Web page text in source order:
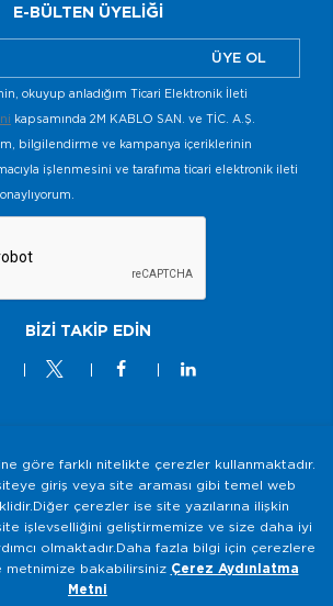
E-BÜLTEN ÜYELİĞİ
ÜYE OL
okuyup anladığım Ticari Elektronik İleti
kapsamında 2M KABLO SAN. ve TİC. A.Ş.
bilgilendirme ve kampanya içeriklerinin
işlenmesini ve tarafıma ticari elektronik ileti
BİZİ TAKİP EDİN
2025 - Tüm Hakkı Saklıdır
Bilgi Toplumu Hizmetleri
ve Güvenlik Politikası
KVKK Aydınlatma Metni
göre farklı nitelikte çerezler kullanmaktadır.
giriş veya site araması gibi temel web
çerezler ise site yazılarına ilişkin
işlevselliğini geliştirmemize ve size daha iyi
olmaktadır.Daha fazla bilgi için çerezlere
metnimize bakabilirsiniz Çerez Aydınlatma
Metni